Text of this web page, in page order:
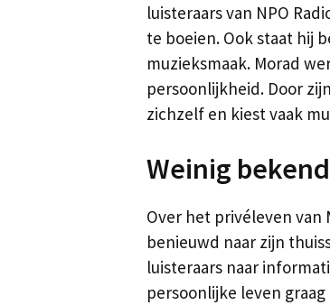
luisteraars van NPO
te boeien. Ook staat hij
muzieksmaak. Morad
persoonlijkheid. Door
zichzelf en kiest vaak
Weinig
Over het privéleven van
benieuwd naar zijn
luisteraars naar
persoonlijke leven